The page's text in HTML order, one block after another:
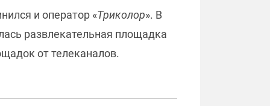
и оператор «Триколор». В
развлекательная площадка
от телеканалов.